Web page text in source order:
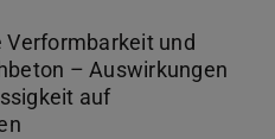
und
– Auswirkungen
auf